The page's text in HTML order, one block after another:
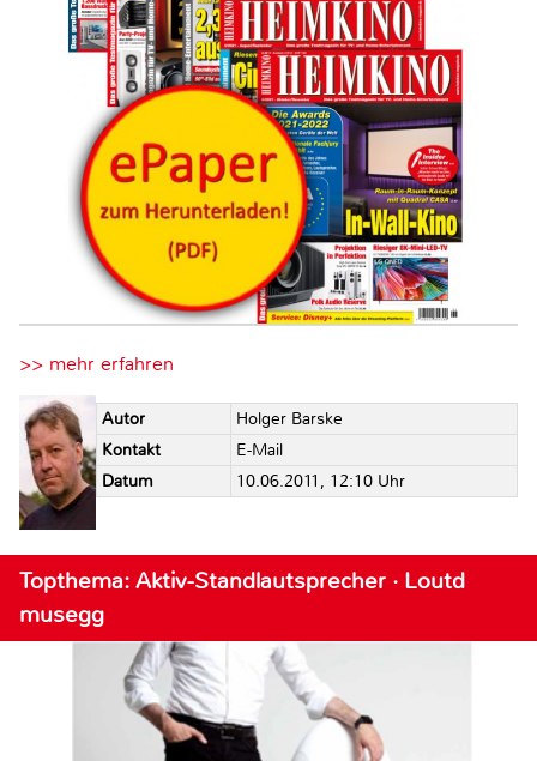
>> mehr erfahren
Autor
Holger Barske
Kontakt
E-Mail
Datum
10.06.2011, 12:10 Uhr
Topthema: Aktiv-Standlautsprecher · Loutd
musegg